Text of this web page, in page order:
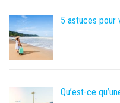
5 astuces pour
Qu’est-ce